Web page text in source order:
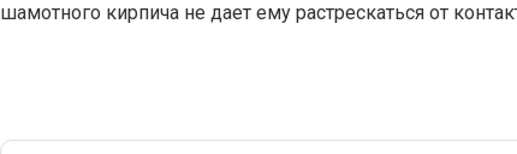
шамотного кирпича не дает ему растрескаться от